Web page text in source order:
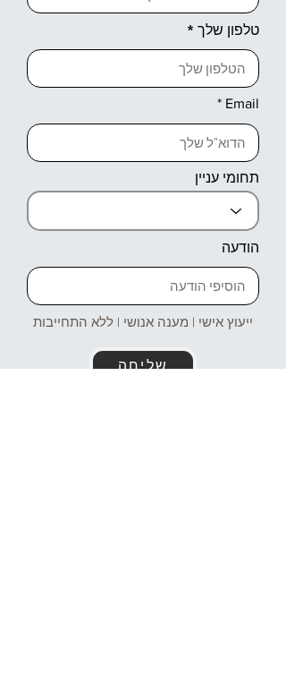
טלפון שלך
Email
תחומי עניין
הודעה
ייעוץ אישי | מענה אנושי | ללא התחייבות
שליחה